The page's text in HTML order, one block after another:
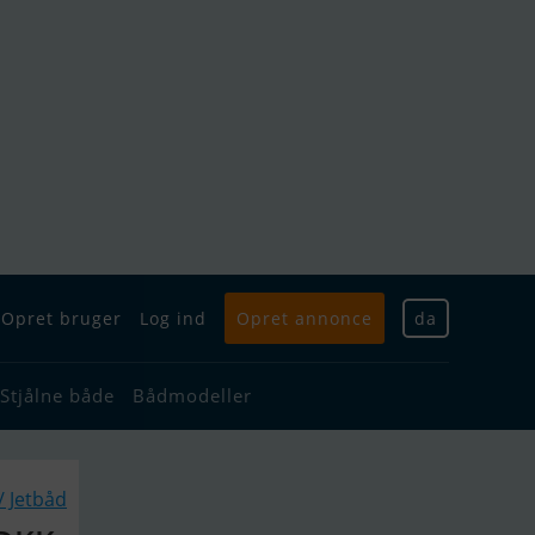
Opret bruger Log ind Opret annonce da
Stjålne både Bådmodeller
Jetbåd